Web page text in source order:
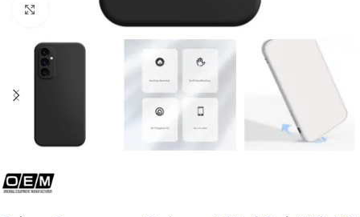
Click to enlarge